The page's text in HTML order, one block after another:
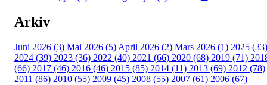
Arkiv
Juni 2026 (3) Mai 2026 (5) April 2026 (2) Mars 2026 (1) 2025 (33)
2024 (39) 2023 (36) 2022 (40) 2021 (66) 2020 (68) 2019 (71)
(66) 2017 (46) 2016 (46) 2015 (85) 2014 (11) 2013 (69) 2012 (78)
2011 (86) 2010 (55) 2009 (45) 2008 (55) 2007 (61) 2006 (67)